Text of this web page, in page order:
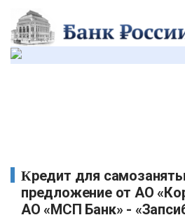
Кредит для самозанятых – выгодное
предложение от АО
АО «МСП Банк» -